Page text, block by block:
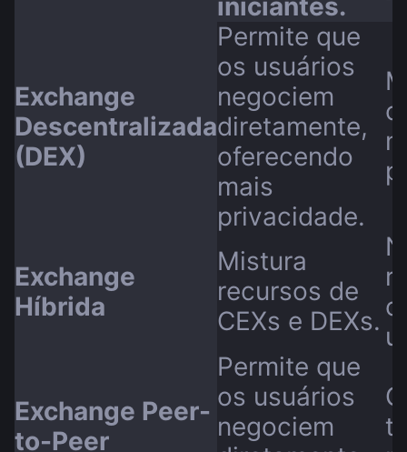
iniciantes.
Exchange
Descentralizada
(DEX)
Permite que
os usuários
negociem
diretamente,
oferecendo
mais
privacidade.
Exchange
Híbrida
Mistura
recursos de
CEXs e DEXs.
Exchange Peer-
to-Peer
Permite que
os usuários
negociem